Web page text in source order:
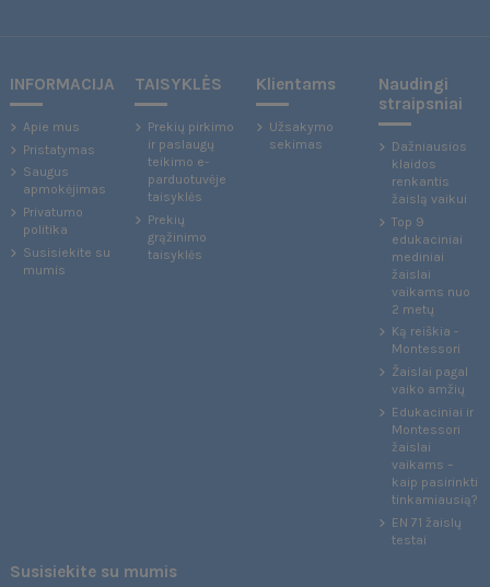
INFORMACIJA
Apie mus
Pristatymas
Saugus
apmokėjimas
Privatumo
politika
Susisiekite su
mumis
TAISYKLĖS
Prekių pirkimo
ir paslaugų
teikimo e-
parduotuvėje
taisyklės
Prekių
grąžinimo
taisyklės
Klientams
Užsakymo
sekimas
Naudingi
straipsniai
Dažniausios
klaidos
renkantis
žaislą vaikui
Top 9
edukaciniai
mediniai
žaislai
vaikams nuo
2 metų
Ką reiškia -
Montessori
Žaislai pagal
vaiko amžių
Edukaciniai ir
Montessori
žaislai
vaikams –
kaip pasirinkti
tinkamiausią?
EN 71 žaislų
testai
Susisiekite su mumis